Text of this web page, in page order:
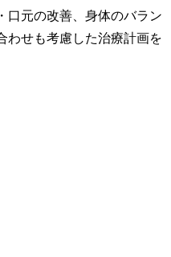
口元の改善、身体のバラン
わせも考慮した治療計画を